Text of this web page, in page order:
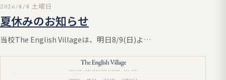
2026/8/8 土曜日
夏休みのお知らせ
当校The English Villageは、明日8/9(日)よ…